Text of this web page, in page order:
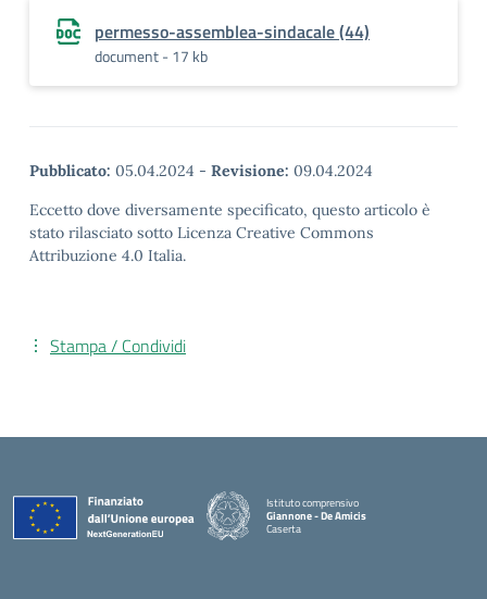
permesso-assemblea-sindacale (44)
document - 17 kb
Pubblicato: 05.04.2024 - Revisione: 09.04.2024
Eccetto dove diversamente specificato, questo articolo è
stato rilasciato sotto Licenza Creative Commons
Attribuzione 4.0 Italia.
Stampa / Condividi
Istituto comprensivo
Giannone - De Amicis
Caserta